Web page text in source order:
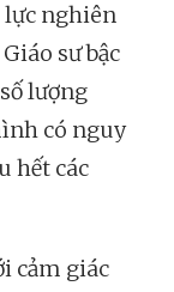
lực nghiên
sư bậc
lượng
có nguy
hết các
cảm giác